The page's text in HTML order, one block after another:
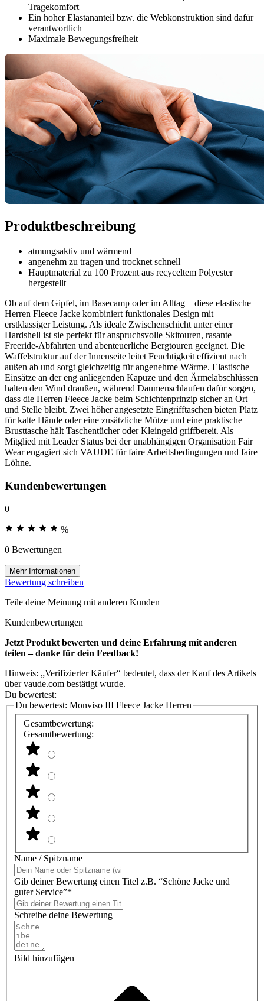
Tragekomfort
Ein hoher Elastananteil bzw. die Webkonstruktion sind dafür
verantwortlich
Maximale Bewegungsfreiheit
Produktbeschreibung
atmungsaktiv und wärmend
angenehm zu tragen und trocknet schnell
Hauptmaterial zu 100 Prozent aus recyceltem Polyester
hergestellt
Ob auf dem Gipfel, im Basecamp oder im Alltag – diese elastische
Herren Fleece Jacke kombiniert funktionales Design mit
erstklassiger Leistung. Als ideale Zwischenschicht unter einer
Hardshell ist sie perfekt für anspruchsvolle Skitouren, rasante
Freeride-Abfahrten und abenteuerliche Bergtouren geeignet. Die
Waffelstruktur auf der Innenseite leitet Feuchtigkeit effizient nach
außen ab und sorgt gleichzeitig für angenehme Wärme. Elastische
Einsätze an der eng anliegenden Kapuze und den Ärmelabschlüssen
halten den Wind draußen, während Daumenschlaufen dafür sorgen,
dass die Herren Fleece Jacke beim Schichtenprinzip sicher an Ort
und Stelle bleibt. Zwei höher angesetzte Eingrifftaschen bieten Platz
für kalte Hände oder eine zusätzliche Mütze und eine praktische
Brusttasche hält Taschentücher oder Kleingeld griffbereit. Als
Mitglied mit Leader Status bei der unabhängigen Organisation Fair
Wear engagiert sich VAUDE für faire Arbeitsbedingungen und faire
Löhne.
Kundenbewertungen
0
%
0 Bewertungen
Mehr Informationen
Bewertung schreiben
Teile deine Meinung mit anderen Kunden
Kundenbewertungen
Jetzt Produkt bewerten und deine Erfahrung mit anderen
teilen – danke für dein Feedback!
Hinweis: „Verifizierter Käufer“ bedeutet, dass der Kauf des Artikels
über vaude.com bestätigt wurde.
Du bewertest:
Du bewertest: Monviso III Fleece Jacke Herren
Gesamtbewertung:
Gesamtbewertung:
Name / Spitzname
Gib deiner Bewertung einen Titel z.B. “Schöne Jacke und
guter Service”*
Schreibe deine Bewertung
Bild hinzufügen